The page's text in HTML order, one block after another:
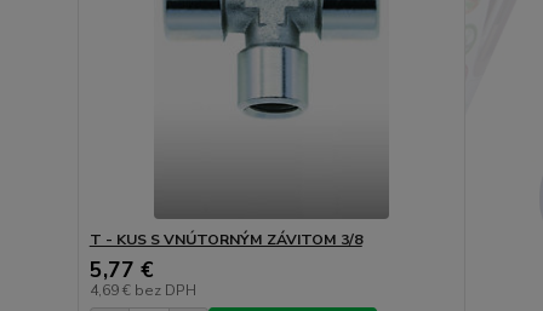
T - KUS S VNÚTORNÝM ZÁVITOM 3/8
5,77 €
4,69 € bez DPH